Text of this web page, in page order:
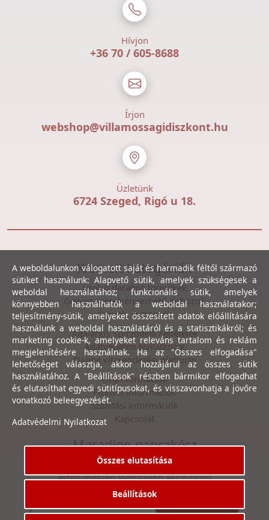
Hívjon
+36 70 / 605-8688
Írjon
webshop@villamossagidiszkont.hu
Üzletünk
6724 Szeged, Rigó u 18.
Kiemelt kategóriák
Utolsó darabos termékek
Gewiss szerelvényezhető dobozok
Csövek, csatornák
Általános Szerződési Feltételek
Adatvédelmi Nyilatkozat
Online vitarendezési platform
Céginformációk
Fizetési információk
Szállítási információk
Kapcsolat
Maradjon naprakész
Íratkozzon fel hírlevelünkre, hogy első kézből
értesülhessen legfrissebb akcióinkról
A weboldalunkon válogatott saját és harmadik féltől származó
sütiket használunk: Alapvető sütik, amelyek szükségesek a
weboldal használatához; funkcionális sütik, amelyek
könnyebben használhatók a weboldal használatakor;
teljesítmény-sütik, amelyeket összesített adatok előállítására
használunk a weboldal használatáról és a statisztikákról; és
marketing cookie-k, amelyeket releváns tartalom és reklám
megjelenítésére használnak. Ha az "Összes elfogadása"
lehetőséget választja, akkor hozzájárul az összes sütik
használatához. A "Beállítások" részben bármikor elfogadhat
és elutasíthat egyedi sütitípusokat, és visszavonhatja a jövőre
vonatkozó beleegyezését.
Adatvédelmi Nyilatkozat
Összes elutasítása
Beállítások